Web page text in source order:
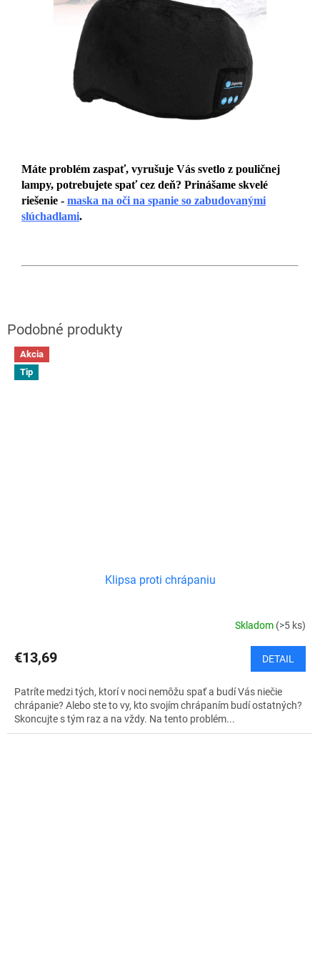
Máte problém zaspať, vyrušuje Vás svetlo z pouličnej
lampy, potrebujete spať cez deň? Prinášame skvelé
riešenie - maska ​​na oči na spanie so zabudovanými
slúchadlami.
Akcia
Tip
Klipsa proti chrápaniu
Skladom (>5 ks)
€13,69 DETAIL
Patríte medzi tých, ktorí v noci nemôžu spať a budí Vás niečie
chrápanie? Alebo ste to vy, kto svojím chrápaním budí ostatných?
Skoncujte s tým raz a na vždy. Na tento problém...